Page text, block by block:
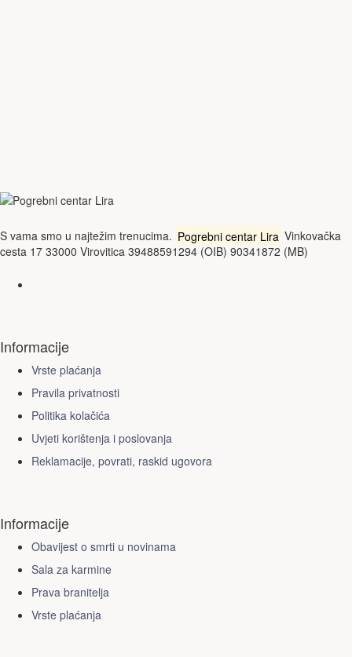
S vama smo u najtežim trenucima. Pogrebni centar Lira Vinkovačka
cesta 17 33000 Virovitica 39488591294 (OIB) 90341872 (MB)
Informacije
Vrste plaćanja
Pravila privatnosti
Politika kolačića
Uvjeti korištenja i poslovanja
Reklamacije, povrati, raskid ugovora
Informacije
Obavijest o smrti u novinama
Sala za karmine
Prava branitelja
Vrste plaćanja